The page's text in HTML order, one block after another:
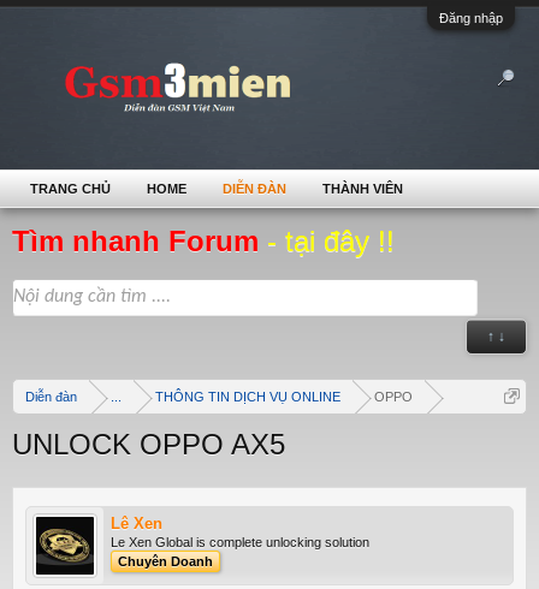
Đăng nhập
Tìm nhanh Forum - tại đây !!
↑ ↓
Diễn đàn THÔNG TIN DỊCH VỤ ONLINE OPPO
UNLOCK OPPO AX5
Lê Xen
Le Xen Global is complete unlocking solution
Chuyên Doanh
TRANG CHỦ HOME DIỄN ĐÀN THÀNH VIÊN